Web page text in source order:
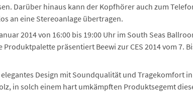
Darüber hinaus kann der Kopfhörer auch zum
an eine Stereoanlage übertragen.
2014 von 16:00 bis 19:00 Uhr im South Seas
Produktpalette präsentiert Beewi zur CES 2014 vom 7.
elegantes Design mit Soundqualität und Tragekomfort
in solch einem hart umkämpften Produktsegemt